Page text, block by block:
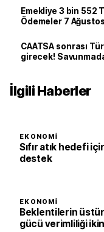
Emekliye 3 bin 552
Ödemeler 7
CAATSA sonrası
girecek!
İlgili Haberler
EKONOMI
Sıfır atık hedefi
destek
EKONOMI
Beklentilerin
gücü verimliliği